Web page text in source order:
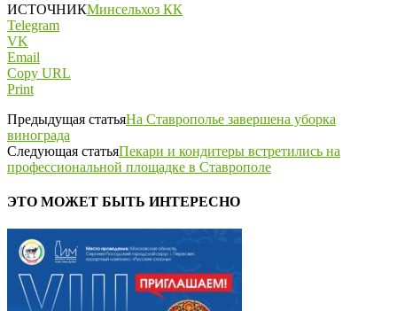
ИСТОЧНИКМинсельхоз КК
Telegram
VK
Email
Copy URL
Print
Предыдущая статьяНа Ставрополье завершена уборка
винограда
Следующая статьяПекари и кондитеры встретились на
профессиональной площадке в Ставрополе
ЭТО МОЖЕТ БЫТЬ ИНТЕРЕСНО